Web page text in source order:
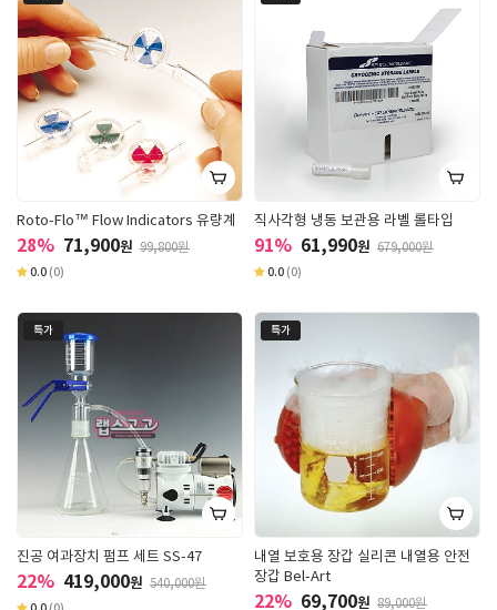
Roto-Flo™ Flow Indicators 유량계
28% 71,900원 99,800원
0.0 (0)
직사각형 냉동 보관용 라벨 롤타입
91% 61,990원 679,000원
0.0 (0)
특가
진공 여과장치 펌프 세트 SS-47
22% 419,000원 540,000원
특가
내열 보호용 장갑 실리콘 내열용 안전
장갑 Bel-Art
22% 69,700원 89,000원